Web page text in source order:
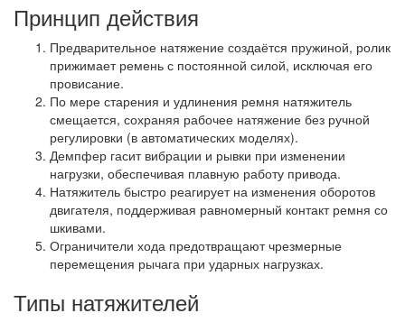
Принцип действия
Предварительное натяжение создаётся пружиной, ролик
прижимает ремень с постоянной силой, исключая его
провисание.
По мере старения и удлинения ремня натяжитель
смещается, сохраняя рабочее натяжение без ручной
регулировки (в автоматических моделях).
Демпфер гасит вибрации и рывки при изменении
нагрузки, обеспечивая плавную работу привода.
Натяжитель быстро реагирует на изменения оборотов
двигателя, поддерживая равномерный контакт ремня со
шкивами.
Ограничители хода предотвращают чрезмерные
перемещения рычага при ударных нагрузках.
Типы натяжителей